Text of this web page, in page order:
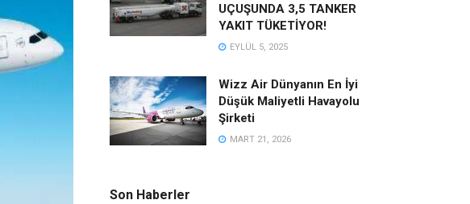
UÇUŞUNDA 3,5 TANKER
YAKIT TÜKETİYOR!
EYLÜL 5, 2025
Wizz Air Dünyanın En İyi
Düşük Maliyetli Havayolu
Şirketi
MART 21, 2026
Son Haberler